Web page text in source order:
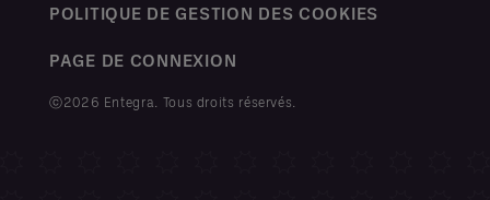
POLITIQUE DE GESTION DES COOKIES
PAGE DE CONNEXION
ⓒ2026 Entegra. Tous droits réservés.